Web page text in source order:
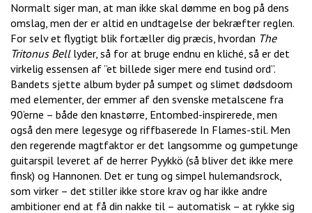
Normalt siger man, at man ikke skal dømme en bog på dens
omslag, men der er altid en undtagelse der bekræfter reglen.
For selv et flygtigt blik fortæller dig præcis, hvordan The
Tritonus Bell lyder, så for at bruge endnu en kliché, så er det
virkelig essensen af ”et billede siger mere end tusind ord”.
Bandets sjette album byder på sumpet og slimet dødsdoom
med elementer, der emmer af den svenske metalscene fra
90’erne – både den knastørre, Entombed-inspirerede, men
også den mere legesyge og riffbaserede In Flames-stil. Men
den regerende magtfaktor er det langsomme og gumpetunge
guitarspil leveret af de herrer Pyykkö (så bliver det ikke mere
finsk) og Hannonen. Det er tung og simpel hulemandsrock,
som virker – det stiller ikke store krav og har ikke andre
ambitioner end at få din nakke til – automatisk – at rykke sig